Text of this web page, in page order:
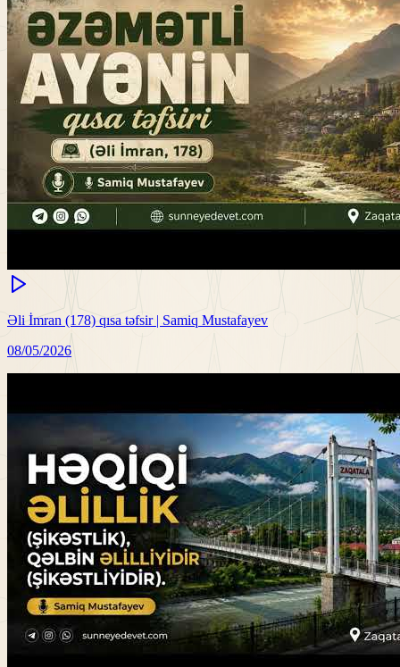
Əli İmran (178) qısa təfsir | Samiq Mustafayev
08/05/2026